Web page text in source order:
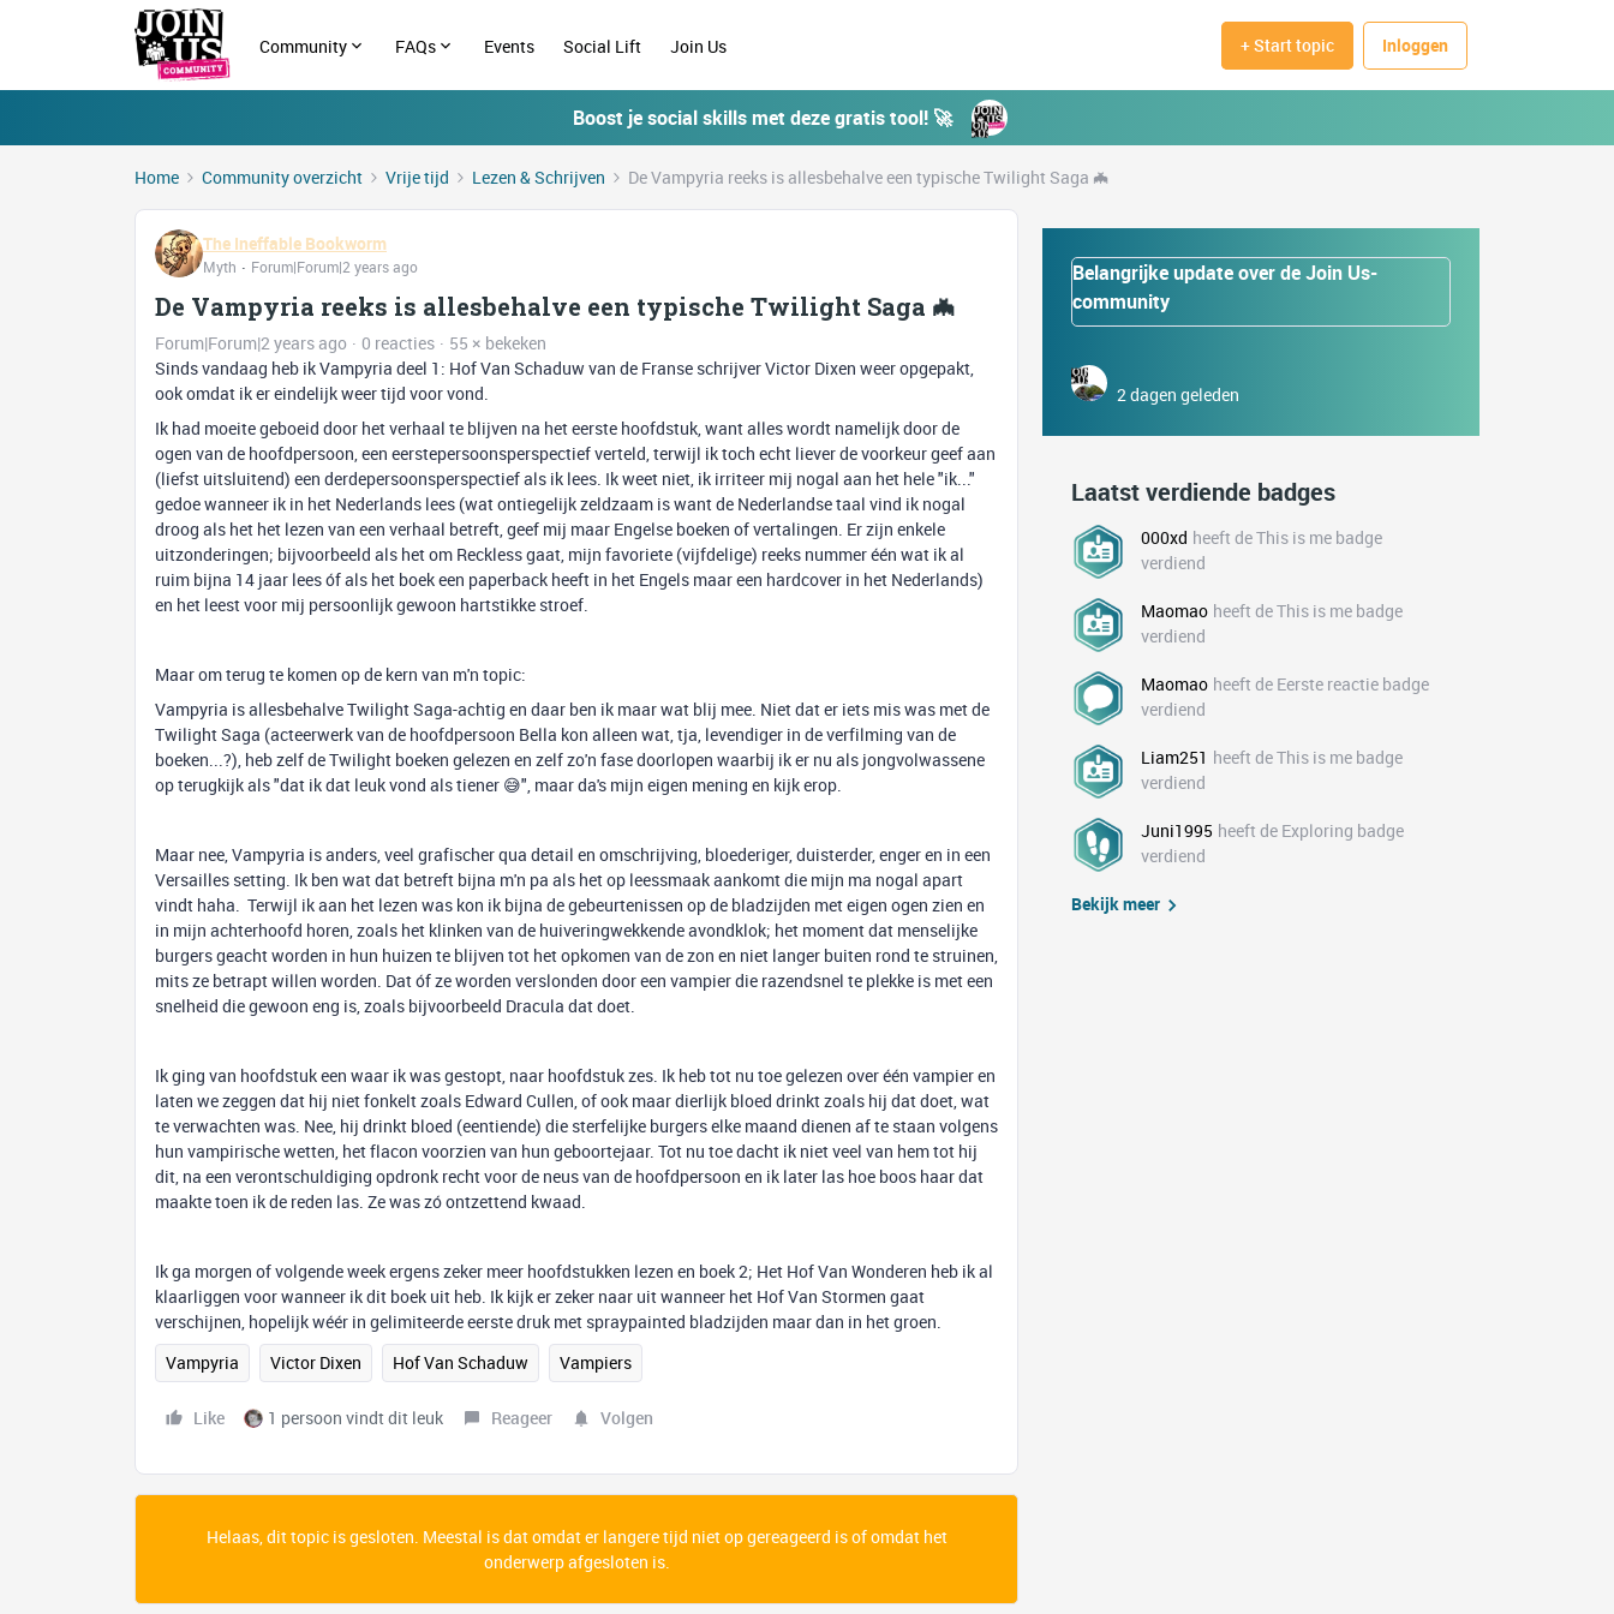
Community FAQs Events Social Lift Join Us + Start topic Inloggen
Boost je social skills met deze gratis tool! 🚀
Home Community overzicht Vrije tijd Lezen & Schrijven De Vampyria reeks is allesbehalve een typische Twilight Saga 🦇
The Ineffable Bookworm
Myth Forum|Forum|2 years ago
De Vampyria reeks is allesbehalve een typische Twilight Saga 🦇
Forum|Forum|2 years ago 0 reacties
55 × bekeken
Sinds vandaag heb ik Vampyria deel 1: Hof Van Schaduw van de Franse schrijver Victor Dixen weer opgepakt,
ook omdat ik er eindelijk weer tijd voor vond.
Ik had moeite geboeid door het verhaal te blijven na het eerste hoofdstuk, want alles wordt namelijk door de
ogen van de hoofdpersoon, een eerstepersoonsperspectief verteld, terwijl ik toch echt liever de voorkeur geef aan
(liefst uitsluitend) een derdepersoonsperspectief als ik lees. Ik weet niet, ik irriteer mij nogal aan het hele "ik..."
gedoe wanneer ik in het Nederlands lees (wat ontiegelijk zeldzaam is want de Nederlandse taal vind ik nogal
droog als het het lezen van een verhaal betreft, geef mij maar Engelse boeken of vertalingen. Er zijn enkele
uitzonderingen; bijvoorbeeld als het om Reckless gaat, mijn favoriete (vijfdelige) reeks nummer één wat ik al
ruim bijna 14 jaar lees óf als het boek een paperback heeft in het Engels maar een hardcover in het Nederlands)
en het leest voor mij persoonlijk gewoon hartstikke stroef.
Maar om terug te komen op de kern van m'n topic:
Vampyria is allesbehalve Twilight Saga-achtig en daar ben ik maar wat blij mee. Niet dat er iets mis was met de
Twilight Saga (acteerwerk van de hoofdpersoon Bella kon alleen wat, tja, levendiger in de verfilming van de
boeken...?), heb zelf de Twilight boeken gelezen en zelf zo'n fase doorlopen waarbij ik er nu als jongvolwassene
op terugkijk als "dat ik dat leuk vond als tiener 😅", maar da's mijn eigen mening en kijk erop.
Maar nee, Vampyria is anders, veel grafischer qua detail en omschrijving, bloederiger, duisterder, enger en in een
Versailles setting. Ik ben wat dat betreft bijna m'n pa als het op leessmaak aankomt die mijn ma nogal apart
vindt haha. Terwijl ik aan het lezen was kon ik bijna de gebeurtenissen op de bladzijden met eigen ogen zien en
in mijn achterhoofd horen, zoals het klinken van de huiveringwekkende avondklok; het moment dat menselijke
burgers geacht worden in hun huizen te blijven tot het opkomen van de zon en niet langer buiten rond te struinen,
mits ze betrapt willen worden. Dat óf ze worden verslonden door een vampier die razendsnel te plekke is met een
snelheid die gewoon eng is, zoals bijvoorbeeld Dracula dat doet.
Ik ging van hoofdstuk een waar ik was gestopt, naar hoofdstuk zes. Ik heb tot nu toe gelezen over één vampier en
laten we zeggen dat hij niet fonkelt zoals Edward Cullen, of ook maar dierlijk bloed drinkt zoals hij dat doet, wat
te verwachten was. Nee, hij drinkt bloed (eentiende) die sterfelijke burgers elke maand dienen af te staan volgens
hun vampirische wetten, het flacon voorzien van hun geboortejaar. Tot nu toe dacht ik niet veel van hem tot hij
dit, na een verontschuldiging opdronk recht voor de neus van de hoofdpersoon en ik later las hoe boos haar dat
maakte toen ik de reden las. Ze was zó ontzettend kwaad.
Ik ga morgen of volgende week ergens zeker meer hoofdstukken lezen en boek 2; Het Hof Van Wonderen heb ik al
klaarliggen voor wanneer ik dit boek uit heb. Ik kijk er zeker naar uit wanneer het Hof Van Stormen gaat
verschijnen, hopelijk wéér in gelimiteerde eerste druk met spraypainted bladzijden maar dan in het groen.
Vampyria
Victor Dixen Hof Van Schaduw Vampiers
Like 1 persoon vindt dit leuk Reageer Volgen
Helaas, dit topic is gesloten. Meestal is dat omdat er langere tijd niet op gereageerd is of omdat het
onderwerp afgesloten is.
Belangrijke update over de Join Us-
community
2 dagen geleden
Laatst verdiende badges
000xd heeft de This is me badge
verdiend
Maomao heeft de This is me badge
verdiend
Maomao heeft de Eerste reactie badge
verdiend
Liam251 heeft de This is me badge
verdiend
Juni1995 heeft de Exploring badge
verdiend
Bekijk meer